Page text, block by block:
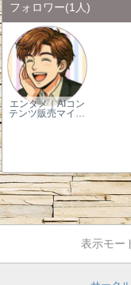
フォロワー(1人)
エンタメ｜AIコン
テンツ販売マイ…